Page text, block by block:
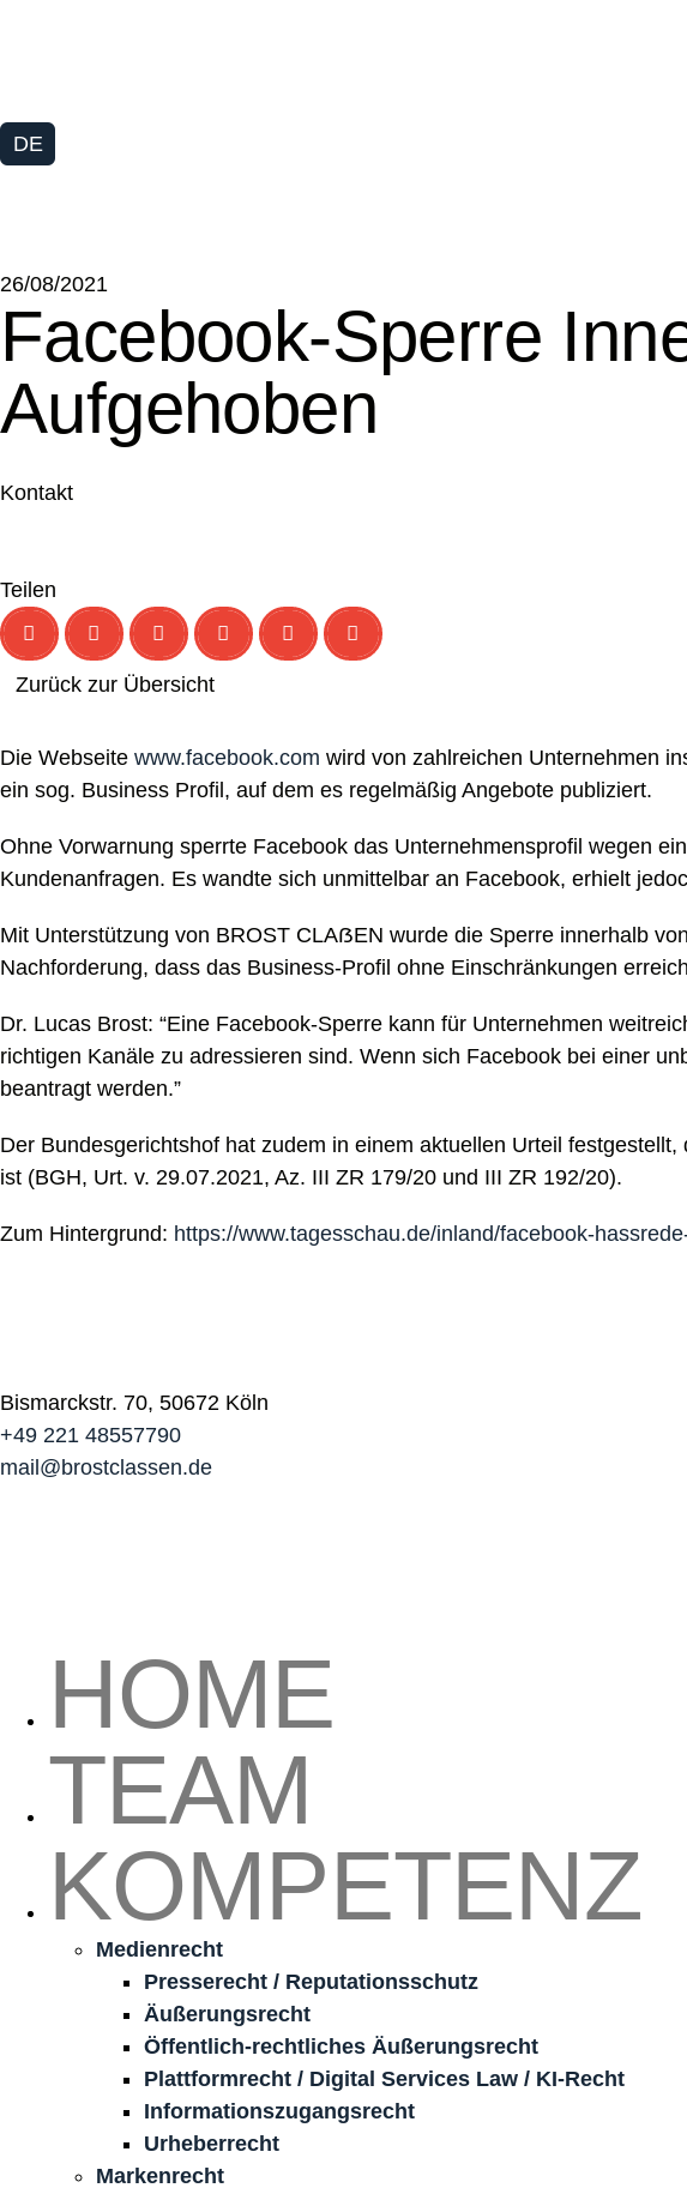
DE
26/08/2021
Facebook-Sperre
Aufgehoben
Kontakt
Teilen
Zurück zur Übersicht
Die Webseite www.facebook.com wird von zahlreichen Unternehmen
ein sog. Business Profil, auf dem es regelmäßig Angebote publiziert.
Ohne Vorwarnung sperrte Facebook das Unternehmensprofil wegen
Kundenanfragen. Es wandte sich unmittelbar an Facebook, erhielt
Mit Unterstützung von BROST CLAẞEN wurde die Sperre innerhalb
Nachforderung, dass das Business-Profil ohne Einschränkungen
Dr. Lucas Brost: “Eine Facebook-Sperre kann für Unternehmen
richtigen Kanäle zu adressieren sind. Wenn sich Facebook bei einer
beantragt werden.”
Der Bundesgerichtshof hat zudem in einem aktuellen Urteil
ist (BGH, Urt. v. 29.07.2021, Az. III ZR 179/20 und III ZR 192/20).
Zum Hintergrund: https://www.tagesschau.de/inland/facebook-
Bismarckstr. 70, 50672 Köln
+49 221 48557790
mail@brostclassen.de
HOME
TEAM
KOMPETENZ
Medienrecht
Presserecht / Reputationsschutz
Äußerungsrecht
Öffentlich-rechtliches Äußerungsrecht
Plattformrecht / Digital Services Law / KI-Recht
Informationszugangsrecht
Urheberrecht
Markenrecht